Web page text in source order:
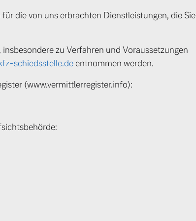
die von uns erbrachten Dienstleistungen, die Sie
zu Verfahren und Voraussetzungen
schiedsstelle.deentnommen werden.
(www.vermittlerregister.info):